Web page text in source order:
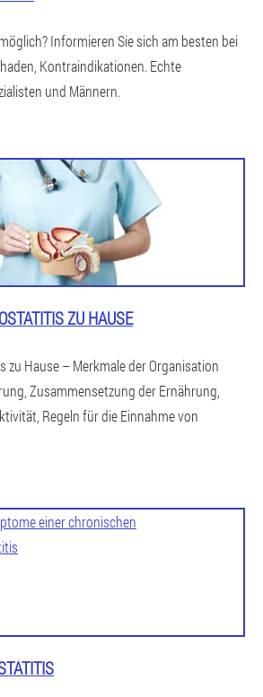
Informieren Sie sich am besten bei
Kontraindikationen. Echte
und Männern.
ZU HAUSE
zu Hause – Merkmale der Organisation
Zusammensetzung der Ernährung,
Regeln für die Einnahme von